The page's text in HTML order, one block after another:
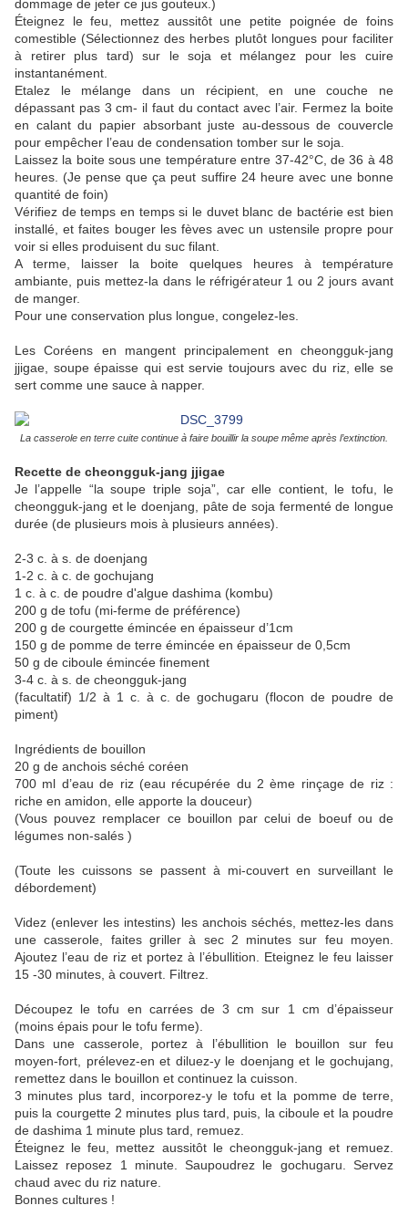
dommage de jeter ce jus gouteux.)
Éteignez le feu, mettez aussitôt une petite poignée de foins
comestible (Sélectionnez des herbes plutôt longues pour faciliter
à retirer plus tard) sur le soja et mélangez pour les cuire
instantanément.
Etalez le mélange dans un récipient, en une couche ne
dépassant pas 3 cm- il faut du contact avec l’air. Fermez la boite
en calant du papier absorbant juste au-dessous de couvercle
pour empêcher l’eau de condensation tomber sur le soja.
Laissez la boite sous une température entre 37-42°C, de 36 à 48
heures. (Je pense que ça peut suffire 24 heure avec une bonne
quantité de foin)
Vérifiez de temps en temps si le duvet blanc de bactérie est bien
installé, et faites bouger les fèves avec un ustensile propre pour
voir si elles produisent du suc filant.
A terme, laisser la boite quelques heures à température
ambiante, puis mettez-la dans le réfrigérateur 1 ou 2 jours avant
de manger.
Pour une conservation plus longue, congelez-les.
Les Coréens en mangent principalement en cheongguk-jang
jjigae, soupe épaisse qui est servie toujours avec du riz, elle se
sert comme une sauce à napper.
La casserole en terre cuite continue à faire bouillir la soupe même après l’extinction.
Recette de cheongguk-jang jjigae
Je l’appelle “la soupe triple soja”, car elle contient, le tofu, le
cheongguk-jang et le doenjang, pâte de soja fermenté de longue
durée (de plusieurs mois à plusieurs années).
2-3 c. à s. de doenjang
1-2 c. à c. de gochujang
1 c. à c. de poudre d'algue dashima (kombu)
200 g de tofu (mi-ferme de préférence)
200 g de courgette émincée en épaisseur d’1cm
150 g de pomme de terre émincée en épaisseur de 0,5cm
50 g de ciboule émincée finement
3-4 c. à s. de cheongguk-jang
(facultatif) 1/2 à 1 c. à c. de gochugaru (flocon de poudre de
piment)
Ingrédients de bouillon
20 g de anchois séché coréen
700 ml d’eau de riz (eau récupérée du 2 ème rinçage de riz :
riche en amidon, elle apporte la douceur)
(Vous pouvez remplacer ce bouillon par celui de boeuf ou de
légumes non-salés )
(Toute les cuissons se passent à mi-couvert en surveillant le
débordement)
Videz (enlever les intestins) les anchois séchés, mettez-les dans
une casserole, faites griller à sec 2 minutes sur feu moyen.
Ajoutez l’eau de riz et portez à l’ébullition. Eteignez le feu laisser
15 -30 minutes, à couvert. Filtrez.
Découpez le tofu en carrées de 3 cm sur 1 cm d’épaisseur
(moins épais pour le tofu ferme).
Dans une casserole, portez à l’ébullition le bouillon sur feu
moyen-fort, prélevez-en et diluez-y le doenjang et le gochujang,
remettez dans le bouillon et continuez la cuisson.
3 minutes plus tard, incorporez-y le tofu et la pomme de terre,
puis la courgette 2 minutes plus tard, puis, la ciboule et la poudre
de dashima 1 minute plus tard, remuez.
Éteignez le feu, mettez aussitôt le cheongguk-jang et remuez.
Laissez reposez 1 minute. Saupoudrez le gochugaru. Servez
chaud avec du riz nature.
Bonnes cultures !